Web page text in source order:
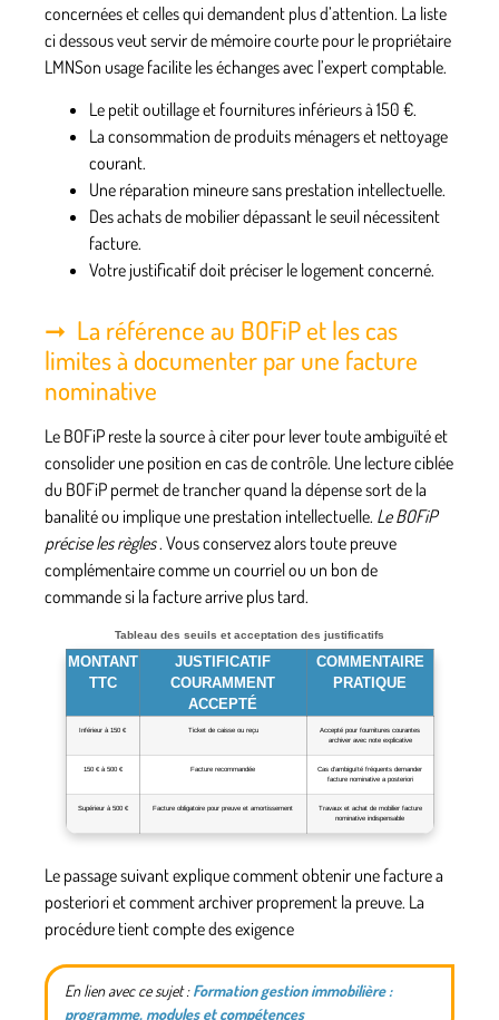
concernées et celles qui demandent plus d’attention. La liste
ci dessous veut servir de mémoire courte pour le propriétaire
LMNSon usage facilite les échanges avec l’expert comptable.
Le petit outillage et fournitures inférieurs à 150 €.
La consommation de produits ménagers et nettoyage
courant.
Une réparation mineure sans prestation intellectuelle.
Des achats de mobilier dépassant le seuil nécessitent
facture.
Votre justificatif doit préciser le logement concerné.
La référence au BOFiP et les cas
limites à documenter par une facture
nominative
Le BOFiP reste la source à citer pour lever toute ambiguïté et
consolider une position en cas de contrôle. Une lecture ciblée
du BOFiP permet de trancher quand la dépense sort de la
banalité ou implique une prestation intellectuelle. Le BOFiP
précise les règles. Vous conservez alors toute preuve
complémentaire comme un courriel ou un bon de
commande si la facture arrive plus tard.
Tableau des seuils et acceptation des justificatifs
MONTANT
TTC
JUSTIFICATIF
COURAMMENT
ACCEPTÉ
COMMENTAIRE
PRATIQUE
Inférieur à 150 € Ticket de caisse ou reçu
Accepté pour fournitures courantes
archiver avec note explicative
150 € à 500 € Facture recommandée
Cas d’ambiguïté fréquents demander
facture nominative a posteriori
Supérieur à 500 € Facture obligatoire pour preuve et amortissement
Travaux et achat de mobilier facture
nominative indispensable
Le passage suivant explique comment obtenir une facture a
posteriori et comment archiver proprement la preuve. La
procédure tient compte des exigence
En lien avec ce sujet :Formation gestion immobilière :
programme, modules et compétences